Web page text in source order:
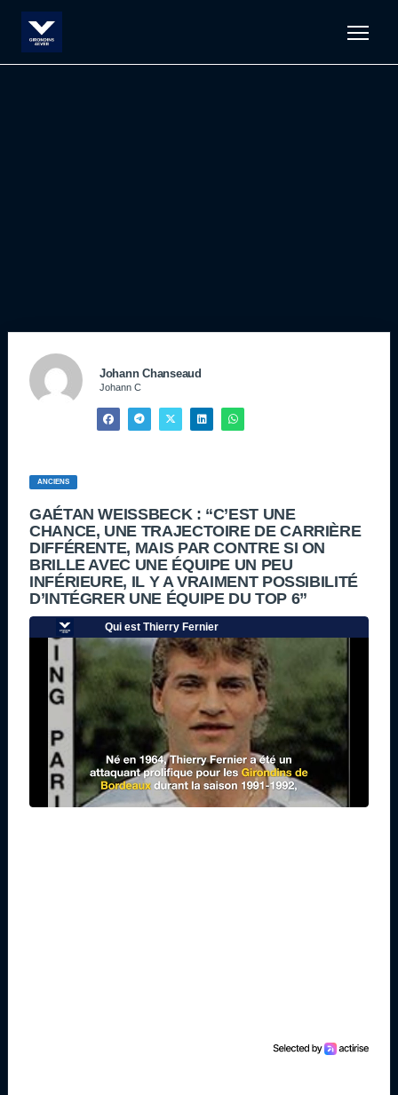
Johann Chanseaud
Johann C
ANCIENS
GAÉTAN WEISSBECK : “C’EST UNE
CHANCE, UNE TRAJECTOIRE DE CARRIÈRE
DIFFÉRENTE, MAIS PAR CONTRE SI ON
BRILLE AVEC UNE ÉQUIPE UN PEU
INFÉRIEURE, IL Y A VRAIMENT POSSIBILITÉ
D’INTÉGRER UNE ÉQUIPE DU TOP 6”